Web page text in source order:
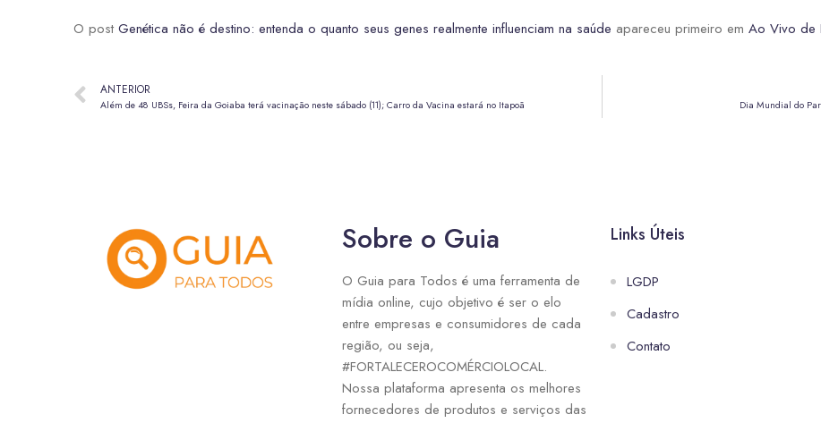
O post Genética não é destino: entenda o quanto seus genes realmente influenciam na saúde apareceu primeiro em Ao Vivo de
ANTERIOR
Além de 48 UBSs, Feira da Goiaba terá vacinação neste sábado (11); Carro da Vacina estará no Itapoã Dia Mundial do
Sobre o Guia
O Guia para Todos é uma ferramenta de
mídia online, cujo objetivo é ser o elo
entre empresas e consumidores de cada
região, ou seja,
#FORTALECEROCOMÉRCIOLOCAL.
Nossa plataforma apresenta os melhores
fornecedores de produtos e serviços das
Links Úteis
LGDP
Cadastro
Contato